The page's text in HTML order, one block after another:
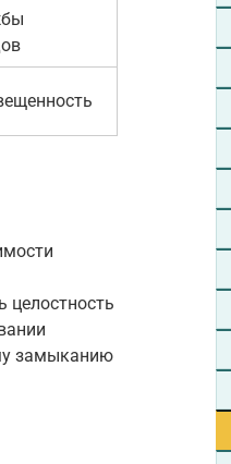
целостность
замыканию